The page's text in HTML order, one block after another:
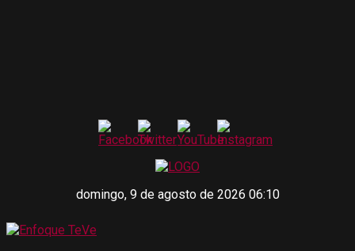
domingo, 9 de agosto de 2026 06:10